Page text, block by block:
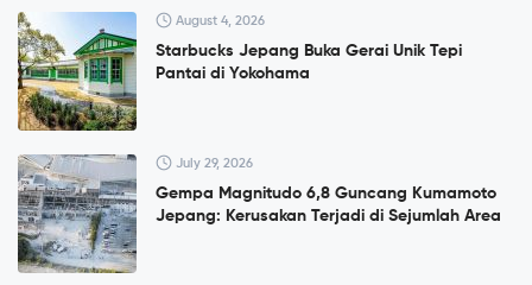
August 4, 2026
Starbucks Jepang Buka Gerai Unik Tepi
Pantai di Yokohama
July 29, 2026
Gempa Magnitudo 6,8 Guncang Kumamoto
Jepang: Kerusakan Terjadi di Sejumlah Area